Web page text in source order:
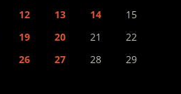
12 13 14
15
19 20 21
22
26 27 28
29